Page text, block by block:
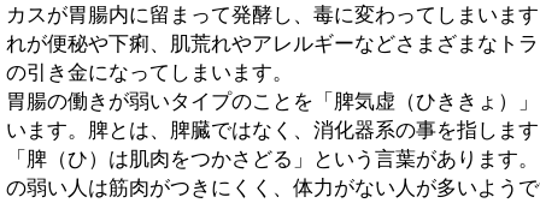
カスが胃腸内に留まって発酵し、毒に変わってしまいま
れが便秘や下痢、肌荒れやアレルギーなどさまざまなト
の引き金になってしまいます。
胃腸の働きが弱いタイプのことを「脾気虚（ひききょ）
います。脾とは、脾臓ではなく、消化器系の事を指しま
「脾（ひ）は肌肉をつかさどる」という言葉があります
の弱い人は筋肉がつきにくく、体力がない人が多いよう